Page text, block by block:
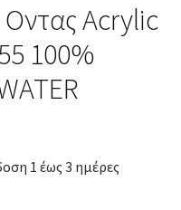
Acrylic
100%
1 έως 3 ημέρες